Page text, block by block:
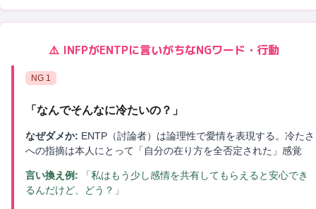
⚠️ INFPがENTPに言いがちなNGワード・行動
NG 1
「 なんでそんなに冷たいの？ 」
なぜダメか: ENTP（討論者）は論理性で愛情を表現する。冷たさ
への指摘は本人にとって「自分の在り方を全否定された」感覚
言い換え例:
「私はもう少し感情を共有してもらえると安心でき
るんだけど、どう？」